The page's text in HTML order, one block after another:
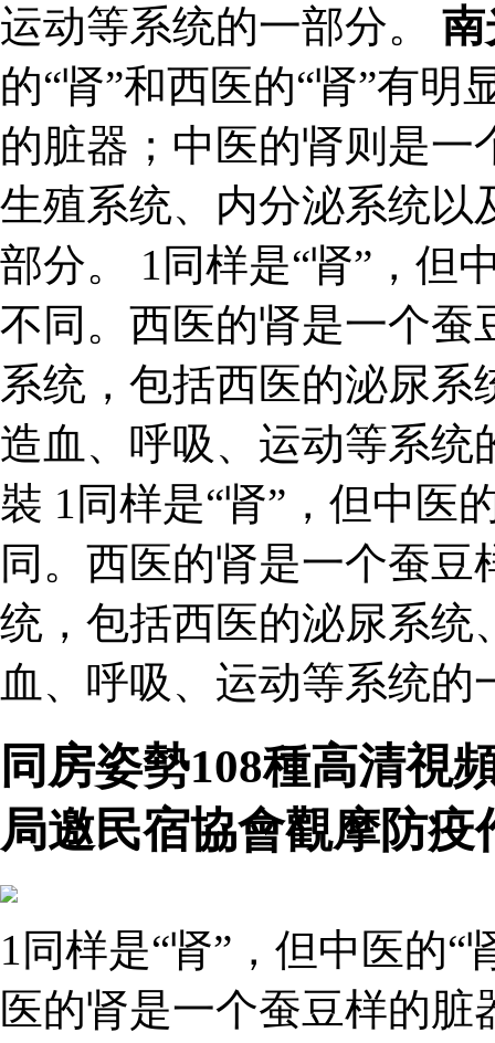
运动等系统的一部分。 南
的“肾”和西医的“肾”有
的脏器；中医的肾则是
生殖系统、内分泌系统以
部分。 1同样是“肾”，但
不同。西医的肾是一个蚕
系统，包括西医的泌尿
造血、呼吸、运动等系统
裝 1同样是“肾”，但中医
同。西医的肾是一个蚕
统，包括西医的泌尿系统
血、呼吸、运动等系统的
同房姿勢108種高清視
局邀民宿協會觀摩防
1同样是“肾”，但中医的“
医的肾是一个蚕豆样的